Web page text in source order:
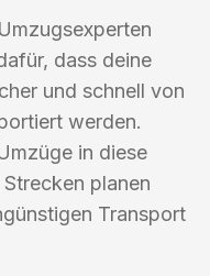
dass deine
und schnell von
werden.
in diese
planen
Transport